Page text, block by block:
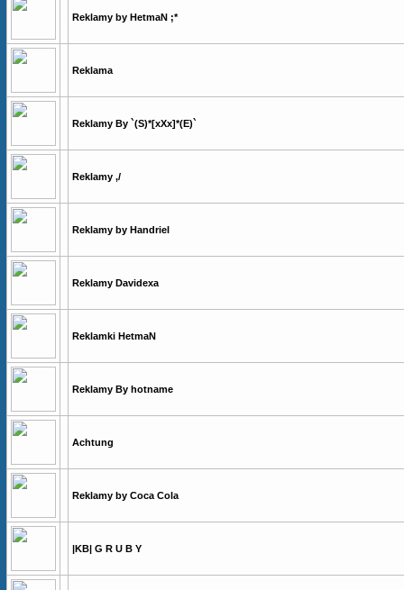
Reklamy by HetmaN ;*
Reklama
Reklamy By `(S)*[xXx]*(E)`
Reklamy ,/
Reklamy by Handriel
Reklamy Davidexa
Reklamki HetmaN
Reklamy By hotname
Achtung
Reklamy by Coca Cola
|KB| G R U B Y